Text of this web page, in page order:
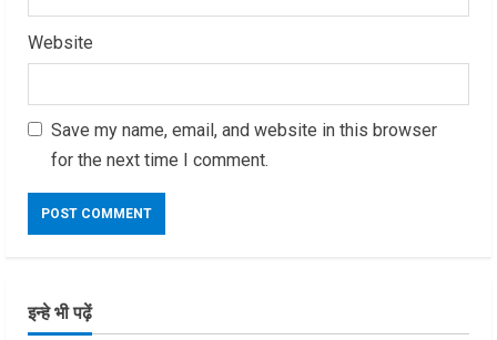
Website
Save my name, email, and website in this browser
for the next time I comment.
इन्हे भी पढ़ें